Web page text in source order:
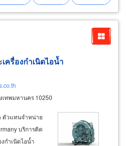
ครื่องกำเนิดไอน้ำ
เทพมหานคร 10250
ตัวแทนจำหน่าย
บริการติด
กำเนิดไอน้ำ